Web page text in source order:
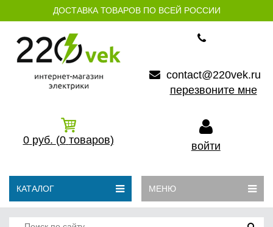
ДОСТАВКА ТОВАРОВ ПО ВСЕЙ РОССИИ
contact@220vek.ru
перезвоните мне
0 руб. (0 товаров) войти
КАТАЛОГ МЕНЮ